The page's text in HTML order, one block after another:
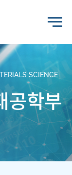
SCIENCE
공학부